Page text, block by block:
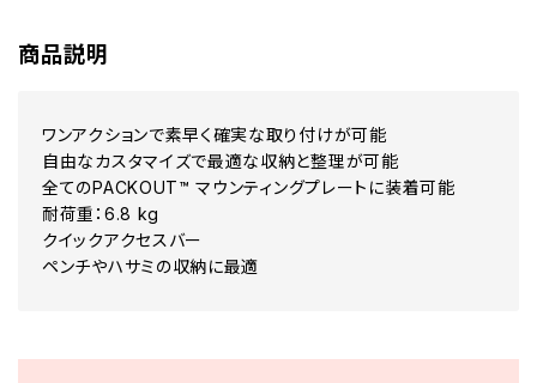
商品説明
ワンアクションで素早く確実な取り付けが可能
自由なカスタマイズで最適な収納と整理が可能
全てのPACKOUT™ マウンティングプレートに装着可能
耐荷重：6.8 kg
クイックアクセスバー
ペンチやハサミの収納に最適